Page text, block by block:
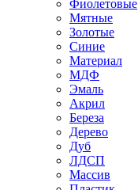
Фиолетовые
Мятные
Золотые
Синие
Материал
МДФ
Эмаль
Акрил
Береза
Дерево
Дуб
ЛДСП
Массив